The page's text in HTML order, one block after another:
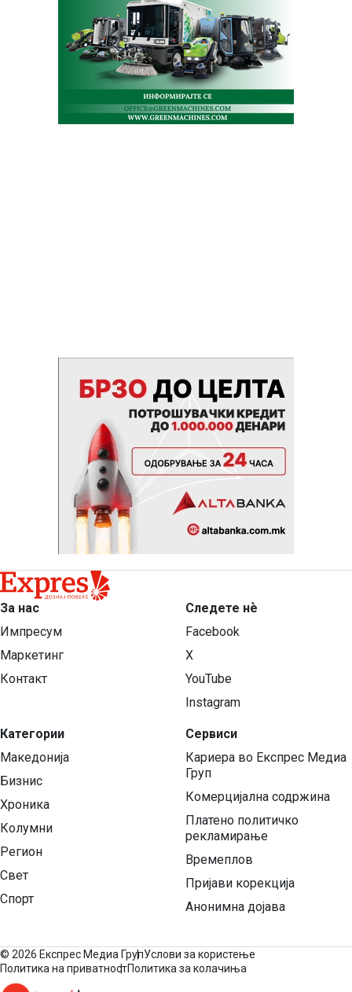
За нас
Импресум
Маркетинг
Контакт
Категории
Македонија
Бизнис
Хроника
Колумни
Регион
Свет
Спорт
Следете нѐ
Facebook
X
YouTube
Instagram
Сервиси
Кариера во Експрес Медиа
Груп
Комерцијална содржина
Платено политичко
рекламирање
Времеплов
Пријави корекција
Анонимна дојава
© 2026 Експрес Медиа ГрупУслови за користење
Политика на приватностПолитика за колачиња